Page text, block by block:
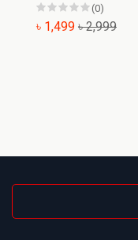
(0)
৳ 1,499 ৳ 2,999